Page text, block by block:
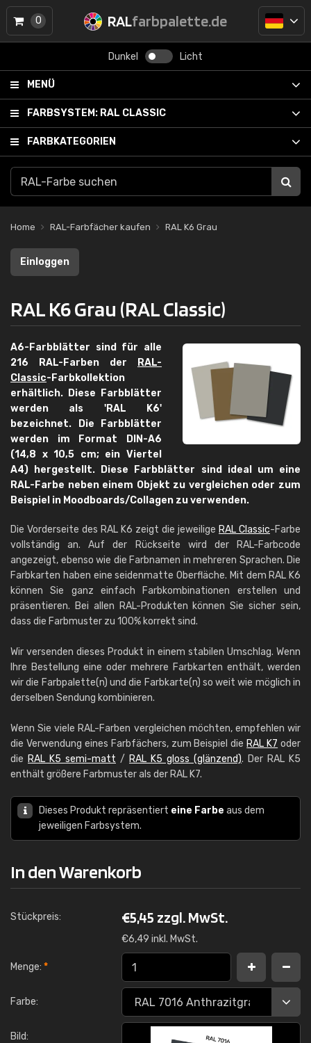
RALfarbpalette.de
Dunkel Licht
MENÜ
FARBSYSTEM: RAL CLASSIC
FARBKATEGORIEN
0
Home RAL-Farbfächer kaufen RAL K6 Grau
Einloggen
RAL K6 Grau (RAL Classic)
A6-Farbblätter sind für alle
216 RAL-Farben der
RAL-
Classic-Farbkollektion
erhältlich. Diese Farbblätter
werden als 'RAL K6'
bezeichnet. Die Farbblätter
werden im Format DIN-A6
(14,8 x 10,5 cm; ein Viertel
A4) hergestellt. Diese Farbblätter sind ideal um eine
RAL-Farbe neben einem Objekt zu vergleichen oder zum
Beispiel in Moodboards/Collagen zu verwenden.
Die Vorderseite des RAL K6 zeigt die jeweilige RAL Classic-Farbe
vollständig an. Auf der Rückseite wird der RAL-Farbcode
angezeigt, ebenso wie die Farbnamen in mehreren Sprachen. Die
Farbkarten haben eine seidenmatte Oberfläche. Mit dem RAL K6
können Sie ganz einfach Farbkombinationen erstellen und
präsentieren. Bei allen RAL-Produkten können Sie sicher sein,
dass die Farbmuster zu 100% korrekt sind.
Wir versenden dieses Produkt in einem stabilen Umschlag. Wenn
Ihre Bestellung eine oder mehrere Farbkarten enthält, werden
wir die Farbpalette(n) und die Farbkarte(n) so weit wie möglich in
derselben Sendung kombinieren.
Wenn Sie viele RAL-Farben vergleichen möchten, empfehlen wir
die Verwendung eines Farbfächers, zum Beispiel die RAL K7 oder
die RAL K5 semi-matt / RAL K5 gloss (glänzend). Der RAL K5
enthält größere Farbmuster als der RAL K7.
Dieses Produkt repräsentiert eine Farbe aus dem
jeweiligen Farbsystem.
In den Warenkorb
Stückpreis: €5,45 zzgl. MwSt.
€6,49 inkl. MwSt.
Menge: *
Farbe:
Bild: